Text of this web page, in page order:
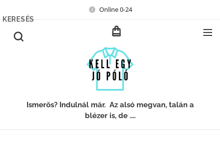
Online 0-24
Ismerős? Indulnál már. Az alsó megvan, talán a
blézer is, de ....
KERESÉS